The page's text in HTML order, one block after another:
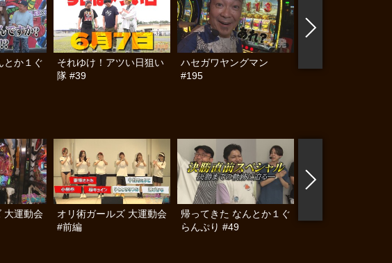
とか１ぐ
それゆけ！アツい日狙い
隊 #39
ハセガワヤングマン
#195
大運動会
オリ術ガールズ 大運動会
#前編
帰ってきた なんとか１ぐ
らんぷり #49